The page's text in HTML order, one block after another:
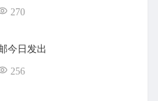
270
今日发出
256